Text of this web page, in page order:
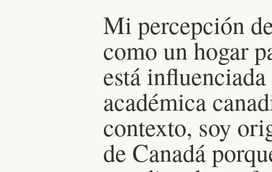
Mi percepción
como un hogar
está
académica
contexto, soy
de Canadá